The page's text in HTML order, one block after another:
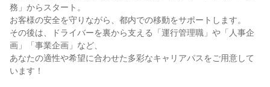
務」からスタート。
お客様の安全を守りながら、都内での移動をサポートします。
その後は、ドライバーを裏から支える「運行管理職」や「人事企
画」「事業企画」など、
あなたの適性や希望に合わせた多彩なキャリアパスをご用意して
います！